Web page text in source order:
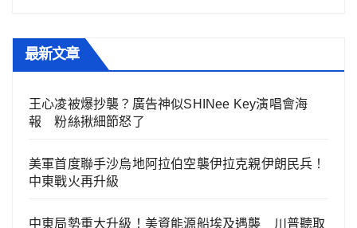
最新文章
王心凌被爆抄襲？廣告神似SHINee Key演唱會海
報 粉絲揪細節怒了
美軍首度聯手沙烏地阿拉伯空襲伊拉克親伊朗民兵！
中東戰火再升級
中東局勢重大升級！美資能源船埃及遇襲 川普聽取